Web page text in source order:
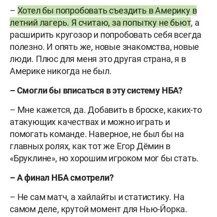
– Хотел бы попробовать съездить в Америку в
летний лагерь. Я считаю, за попытку не бьют, а
расширить кругозор и попробовать себя всегда
полезно. И опять же, новые знакомства, новые
люди. Плюс для меня это другая страна, я в
Америке никогда не был.
– Смогли бы вписаться в эту систему НБА?
– Мне кажется, да. Добавить в броске, каких-то
атакующих качествах и можно играть и
помогать команде. Наверное, не был бы на
главных ролях, как тот же Егор Дёмин в
«Бруклине», но хорошим игроком мог бы стать.
– А финал НБА смотрели?
– Не сам матч, а хайлайты и статистику. На
самом деле, крутой момент для Нью-Йорка.